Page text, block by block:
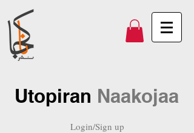
Utopiran Naakojaa
Login/Sign up